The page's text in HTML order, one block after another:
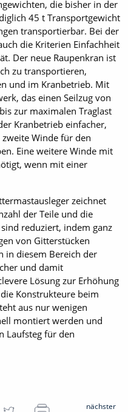
die bisher in der
45 t Transportgewicht
transportierbar. Bei der
die Kriterien Einfachheit
Der neue Raupenkran ist
zu transportieren,
und im Kranbetrieb. Mit
das einen Seilzug von
zur maximalen Traglast
Kranbetrieb einfacher,
Winde für den
Eine weitere Winde mit
wenn mit einer
zeichnet
der Teile und die
reduziert, indem ganz
von Gitterstücken
in diesem Bereich der
und damit
Lösung zur Erhöhung
Konstrukteure beim
aus nur wenigen
montiert werden und
Laufsteg für den
nächster